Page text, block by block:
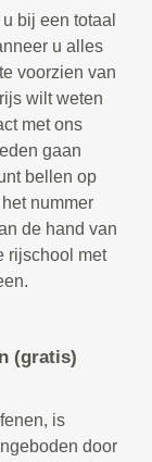
bij een totaal
u alles
voorzien van
wilt weten
met ons
gaan
bellen op
nummer
de hand van
rijschool met
(gratis)
is
door